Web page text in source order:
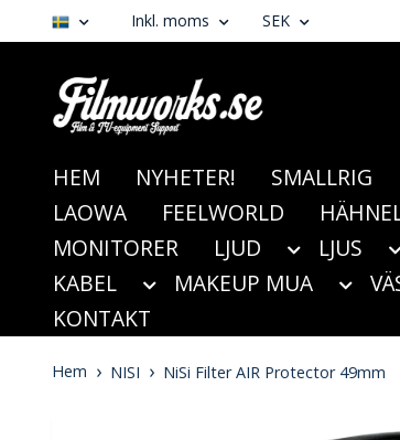
Inkl. moms SEK
HEM NYHETER! SMALLRIG
LAOWA
FEELWORLD
MONITORER
LJUD LJUS
KABEL
MAKEUP MUA
KONTAKT
Hem NISI NiSi Filter AIR Protector 49mm